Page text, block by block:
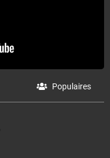
Populaires